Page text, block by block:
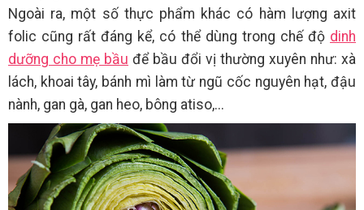
Ngoài ra, một số thực phẩm khác có hàm lượng axit
folic cũng rất đáng kể, có thể dùng trong chế độ dinh
dưỡng cho mẹ bầu để bầu đổi vị thường xuyên như: xà
lách, khoai tây, bánh mì làm từ ngũ cốc nguyên hạt, đậu
nành, gan gà, gan heo, bông atiso,...